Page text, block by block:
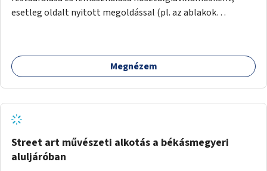
esetleg oldalt nyitott megoldással (pl. az ablakok
Megnézem
Street art művészeti alkotás a békásmegyeri
aluljáróban